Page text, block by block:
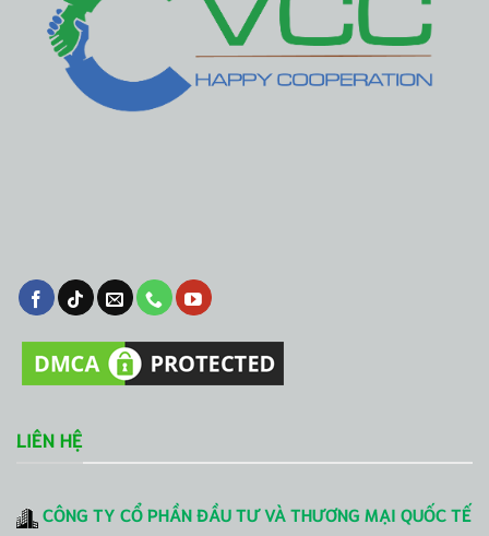
LIÊN HỆ
CÔNG TY CỔ PHẦN ĐẦU TƯ VÀ THƯƠNG MẠI QUỐC TẾ